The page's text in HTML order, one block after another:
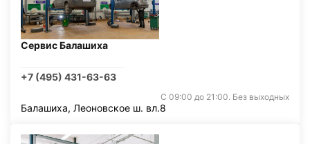
Сервис Балашиха
+7 (495) 431-63-63
С 09:00 до 21:00. Без выходных
Балашиха, Леоновское ш. вл.8